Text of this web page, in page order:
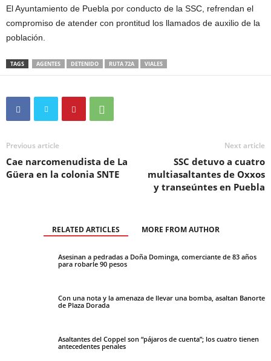
El Ayuntamiento de Puebla por conducto de la SSC, refrendan el
compromiso de atender con prontitud los llamados de auxilio de la
población.
TAGS AGENTES DETENIDO RUTA 72A VIALES
Previous article
Cae narcomenudista de La
Güera en la colonia SNTE
Next article
SSC detuvo a cuatro
multiasaltantes de Oxxos
y transeúntes en Puebla
RELATED ARTICLES MORE FROM AUTHOR
Asesinan a pedradas a Doña Dominga, comerciante de 83 años
para robarle 90 pesos
Con una nota y la amenaza de llevar una bomba, asaltan Banorte
de Plaza Dorada
Asaltantes del Coppel son “pájaros de cuenta”; los cuatro tienen
antecedentes penales